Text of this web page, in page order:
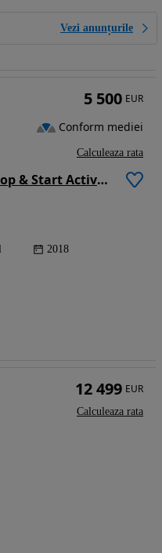
Vezi anunțurile
Peugeot 308 BlueHDi 130 Stop & Start Active Business-Paket
2018
5 500 EUR
Conform mediei
Calculeaza rata
12 499 EUR
Calculeaza rata